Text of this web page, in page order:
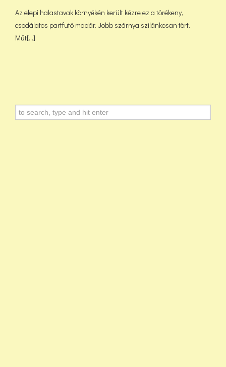
Az elepi halastavak környékén került kézre ez a törékeny,
csodálatos partfutó madár. Jobb szárnya szilánkosan tört.
Műt[...]